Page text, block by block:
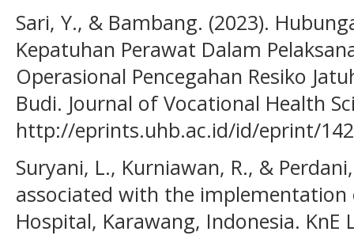
Sari, Y., & Bambang. (2023).
Kepatuhan Perawat Dalam
Operasional Pencegahan Resiko
Budi. Journal of Vocational Health
http://eprints.uhb.ac.id/id/eprint/
Suryani, L., Kurniawan, R., &
associated with the
Hospital, Karawang, Indonesia. KnE